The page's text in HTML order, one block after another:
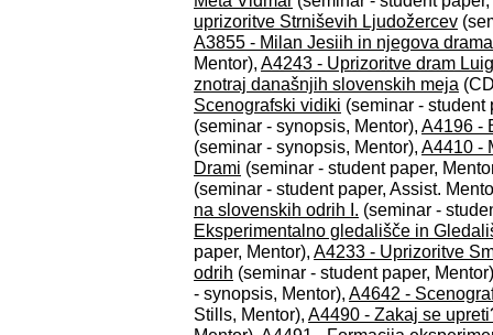
uprizoritve Strniševih Ljudožercev
A3855 - Milan Jesiih in njegova
Mentor), A4243 - Uprizoritve dram
znotraj današnjih slovenskih meja
Scenografski vidiki (seminar - student
(seminar - synopsis, Mentor), A4196 -
(seminar - synopsis, Mentor), A4410 -
Drami (seminar - student paper,
(seminar - student paper, Assist.
na slovenskih odrih I. (seminar -
Eksperimentalno gledališče in
paper, Mentor), A4233 - Uprizoritve
odrih (seminar - student paper,
- synopsis, Mentor), A4642 -
Stills, Mentor), A4490 - Zakaj se